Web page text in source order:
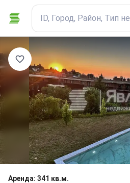
ID, Город, Район, Тип
Аренда: 341 кв.м.